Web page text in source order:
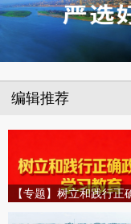
编辑推荐